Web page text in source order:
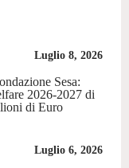
Luglio 8, 2026
Sesa:
2026-2027 di
di Euro
Luglio 6, 2026